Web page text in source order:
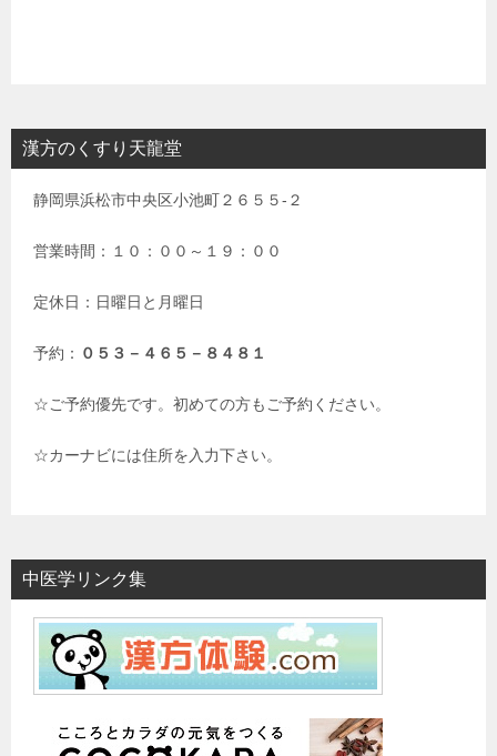
漢方のくすり天龍堂
静岡県浜松市中央区小池町２６５５-２
営業時間：１０：００～１９：００
定休日：日曜日と月曜日
予約： ０５３－４６５－８４８１
☆ご予約優先です。初めての方もご予約ください。
☆カーナビには住所を入力下さい。
中医学リンク集